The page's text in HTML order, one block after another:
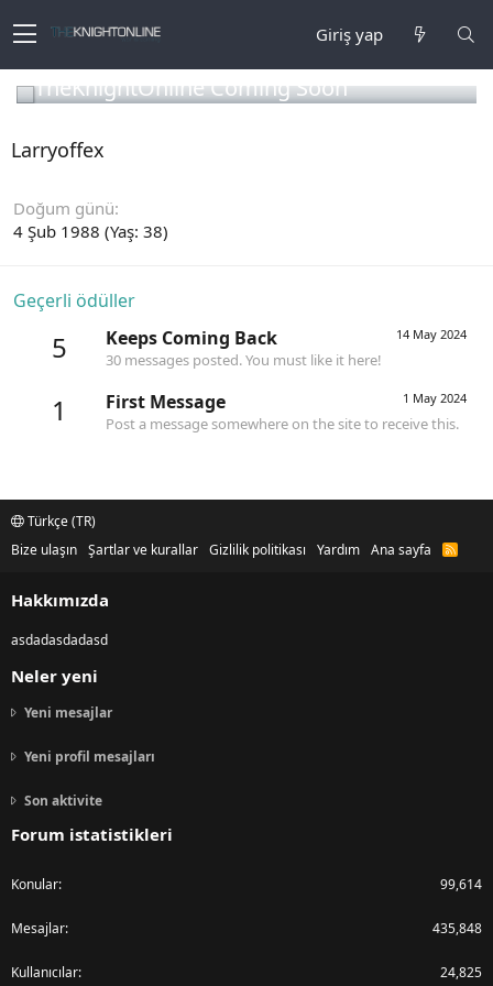
Giriş yap
TheKnightOnline Coming Soon
Larryoffex
Doğum günü
4 Şub 1988 (Yaş: 38)
Geçerli ödüller
5 14 May 2024
Keeps Coming Back
30 messages posted. You must like it here!
1 1 May 2024
First Message
Post a message somewhere on the site to receive this.
Türkçe (TR)
Bize ulaşın Şartlar ve kurallar Gizlilik politikası Yardım Ana sayfa
R
Hakkımızda
asdadasdadasd
Neler yeni
Yeni mesajlar
Yeni profil mesajları
Son aktivite
Forum istatistikleri
Konular 99,614
Mesajlar 435,848
Kullanıcılar 24,825